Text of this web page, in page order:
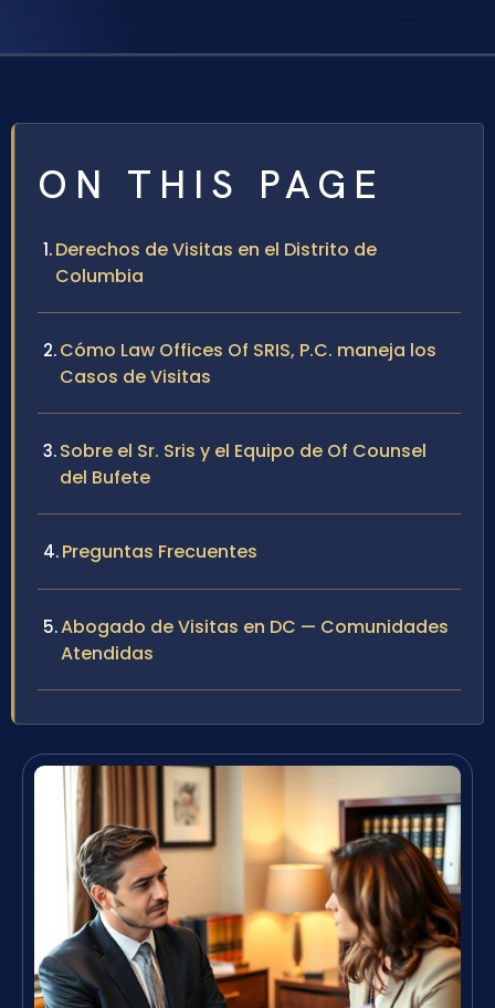
ON THIS PAGE
Derechos de Visitas en el Distrito de
Columbia
Cómo Law Offices Of SRIS, P.C. maneja los
Casos de Visitas
Sobre el Sr. Sris y el Equipo de Of Counsel
del Bufete
Preguntas Frecuentes
Abogado de Visitas en DC — Comunidades
Atendidas